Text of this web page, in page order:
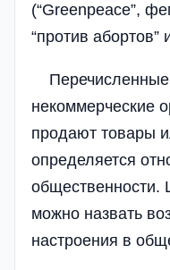
(“Greenpeace”,
“против абортов”
Перечисленные
некоммерческие
продают товары
определяется
общественности.
можно назвать
настроения в